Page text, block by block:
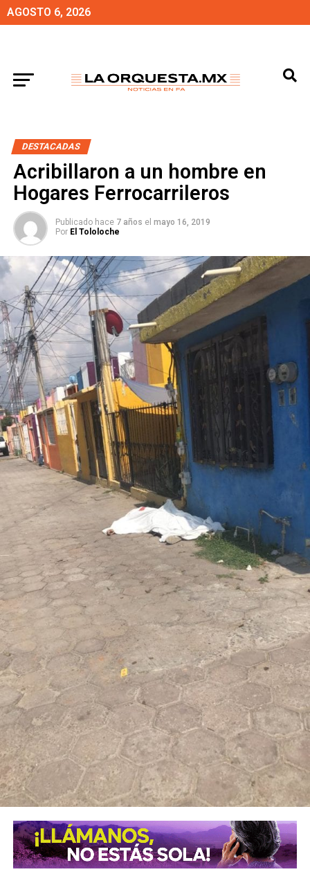
AGOSTO 6, 2026
DESTACADAS
Acribillaron a un hombre en
Hogares Ferrocarrileros
Publicado hace 7 años el mayo 16, 2019
Por El Tololoche